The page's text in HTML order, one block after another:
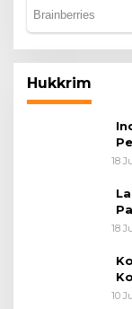
Hukkrim
18
18
10